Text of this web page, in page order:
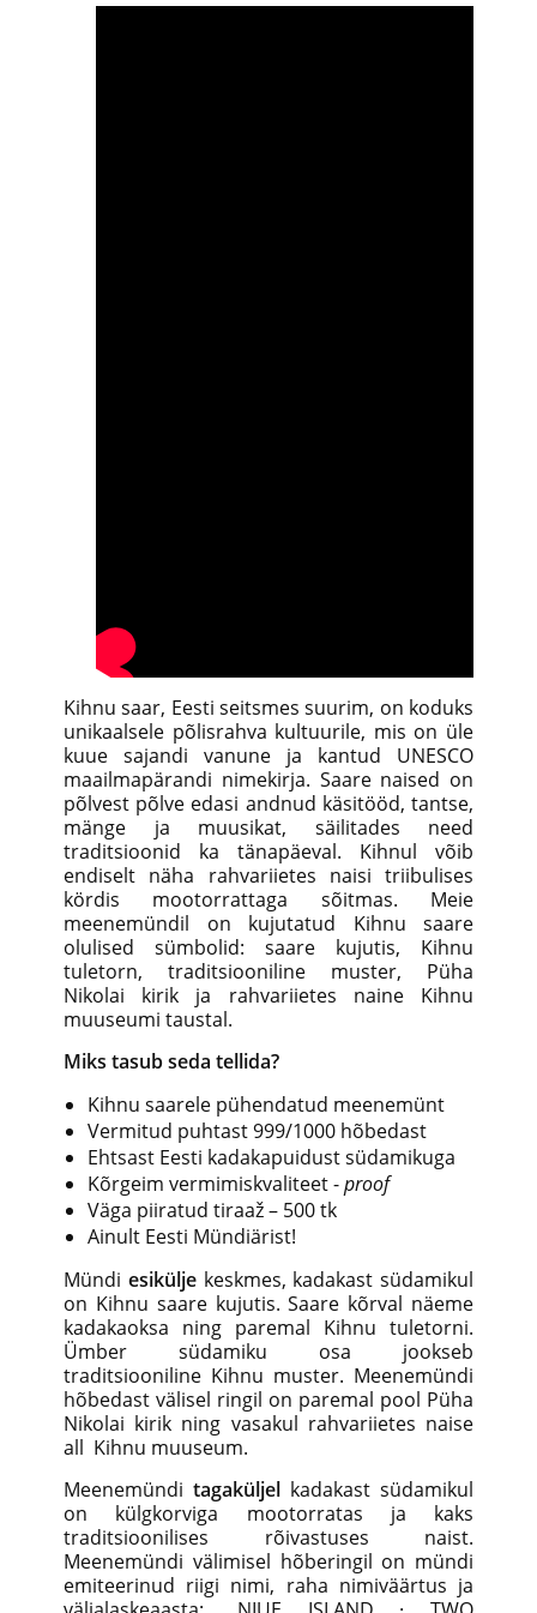
Kihnu saar, Eesti seitsmes suurim, on koduks
unikaalsele põlisrahva kultuurile, mis on üle
kuue sajandi vanune ja kantud UNESCO
maailmapärandi nimekirja. Saare naised on
põlvest põlve edasi andnud käsitööd, tantse,
mänge ja muusikat, säilitades need
traditsioonid ka tänapäeval. Kihnul võib
endiselt näha rahvariietes naisi triibulises
kördis mootorrattaga sõitmas. Meie
meenemündil on kujutatud Kihnu saare
olulised sümbolid: saare kujutis, Kihnu
tuletorn, traditsiooniline muster, Püha
Nikolai kirik ja rahvariietes naine Kihnu
muuseumi taustal.
Miks tasub seda tellida?
Kihnu saarele pühendatud meenemünt
Vermitud puhtast 999/1000 hõbedast
Ehtsast Eesti kadakapuidust südamikuga
Kõrgeim vermimiskvaliteet -proof
Väga piiratud tiraaž – 500 tk
Ainult Eesti Mündiärist!
Mündi esiküljekeskmes, kadakast südamikul
on Kihnu saare kujutis. Saare kõrval näeme
kadakaoksa ning paremal Kihnu tuletorni.
Ümber südamiku osa jookseb
traditsiooniline Kihnu muster. Meenemündi
hõbedast välisel ringil on paremal pool Püha
Nikolai kirik ning vasakul rahvariietes naise
all Kihnu muuseum.
Meenemündi tagaküljel kadakast südamikul
on külgkorviga mootorratas ja kaks
traditsioonilises rõivastuses naist.
Meenemündi välimisel hõberingil on mündi
emiteerinud riigi nimi, raha nimiväärtus ja